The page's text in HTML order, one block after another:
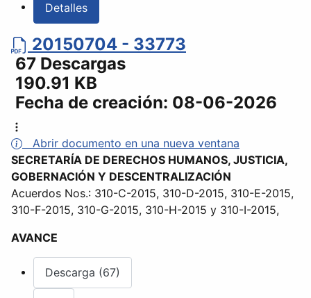
Detalles
20150704 - 33773
67 Descargas
190.91 KB
Fecha de creación: 08-06-2026
Abrir documento en una nueva ventana
SECRETARÍA DE DERECHOS HUMANOS, JUSTICIA,
GOBERNACIÓN Y DESCENTRALIZACIÓN
Acuerdos Nos.: 310-C-2015, 310-D-2015, 310-E-2015,
310-F-2015, 310-G-2015, 310-H-2015 y 310-I-2015,
AVANCE
Descarga (67)